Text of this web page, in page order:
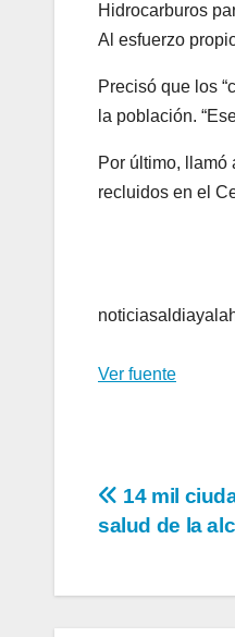
Hidrocarburos
Al esfuerzo
Precisó que los
la población.
Por último, llamó
recluidos en el
Ver fuente
14 mil
salud de la